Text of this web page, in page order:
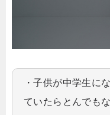
・子供が中学生に
ていたらとんでもな